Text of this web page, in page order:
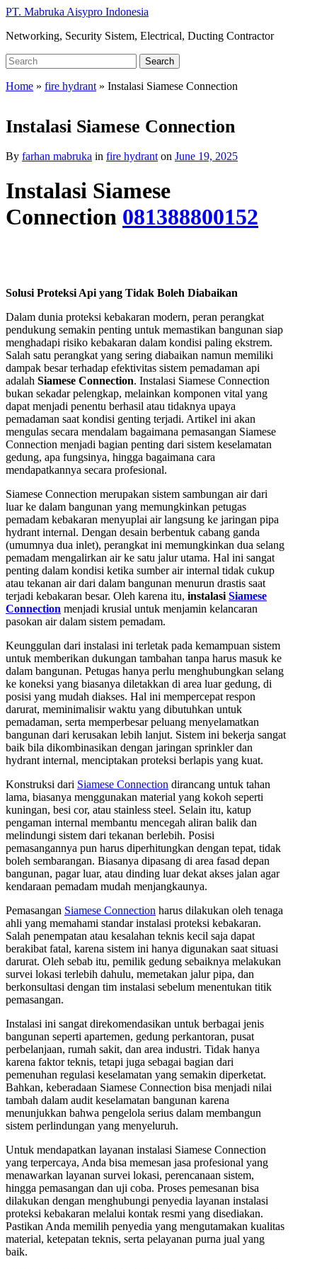
Skip
main
PT. Mabruka Aisypro Indonesia
Networking, Security Sistem, Electrical, Ducting Contractor
Search
for:
Search
Home » fire hydrant » Instalasi Siamese Connection
Instalasi Siamese Connection
By farhan mabruka in fire hydrant on June 19, 2025
Instalasi Siamese
Connection 081388800152
Solusi Proteksi Api yang Tidak Boleh Diabaikan
Dalam dunia proteksi kebakaran modern, peran perangkat
pendukung semakin penting untuk memastikan bangunan siap
menghadapi risiko kebakaran dalam kondisi paling ekstrem.
Salah satu perangkat yang sering diabaikan namun memiliki
dampak besar terhadap efektivitas sistem pemadaman api
adalah Siamese Connection. Instalasi Siamese Connection
bukan sekadar pelengkap, melainkan komponen vital yang
dapat menjadi penentu berhasil atau tidaknya upaya
pemadaman saat kondisi genting terjadi. Artikel ini akan
mengulas secara mendalam bagaimana pemasangan Siamese
Connection menjadi bagian penting dari sistem keselamatan
gedung, apa fungsinya, hingga bagaimana cara
mendapatkannya secara profesional.
Siamese Connection merupakan sistem sambungan air dari
luar ke dalam bangunan yang memungkinkan petugas
pemadam kebakaran menyuplai air langsung ke jaringan pipa
hydrant internal. Dengan desain berbentuk cabang ganda
(umumnya dua inlet), perangkat ini memungkinkan dua selang
pemadam mengalirkan air ke satu jalur utama. Hal ini sangat
penting dalam kondisi ketika sumber air internal tidak cukup
atau tekanan air dari dalam bangunan menurun drastis saat
terjadi kebakaran besar. Oleh karena itu, instalasi Siamese
Connection menjadi krusial untuk menjamin kelancaran
pasokan air dalam sistem pemadam.
Keunggulan dari instalasi ini terletak pada kemampuan sistem
untuk memberikan dukungan tambahan tanpa harus masuk ke
dalam bangunan. Petugas hanya perlu menghubungkan selang
ke koneksi yang biasanya diletakkan di area luar gedung, di
posisi yang mudah diakses. Hal ini mempercepat respon
darurat, meminimalisir waktu yang dibutuhkan untuk
pemadaman, serta memperbesar peluang menyelamatkan
bangunan dari kerusakan lebih lanjut. Sistem ini bekerja sangat
baik bila dikombinasikan dengan jaringan sprinkler dan
hydrant internal, menciptakan proteksi berlapis yang kuat.
Konstruksi dari Siamese Connection dirancang untuk tahan
lama, biasanya menggunakan material yang kokoh seperti
kuningan, besi cor, atau stainless steel. Selain itu, katup
pengaman internal membantu mencegah aliran balik dan
melindungi sistem dari tekanan berlebih. Posisi
pemasangannya pun harus diperhitungkan dengan tepat, tidak
boleh sembarangan. Biasanya dipasang di area fasad depan
bangunan, pagar luar, atau dinding luar dekat akses jalan agar
kendaraan pemadam mudah menjangkaunya.
Pemasangan Siamese Connection harus dilakukan oleh tenaga
ahli yang memahami standar instalasi proteksi kebakaran.
Salah penempatan atau kesalahan teknis kecil saja dapat
berakibat fatal, karena sistem ini hanya digunakan saat situasi
darurat. Oleh sebab itu, pemilik gedung sebaiknya melakukan
survei lokasi terlebih dahulu, memetakan jalur pipa, dan
berkonsultasi dengan tim instalasi sebelum menentukan titik
pemasangan.
Instalasi ini sangat direkomendasikan untuk berbagai jenis
bangunan seperti apartemen, gedung perkantoran, pusat
perbelanjaan, rumah sakit, dan area industri. Tidak hanya
karena faktor teknis, tetapi juga sebagai bagian dari
pemenuhan regulasi keselamatan yang semakin diperketat.
Bahkan, keberadaan Siamese Connection bisa menjadi nilai
tambah dalam audit keselamatan bangunan karena
menunjukkan bahwa pengelola serius dalam membangun
sistem perlindungan yang menyeluruh.
Untuk mendapatkan layanan instalasi Siamese Connection
yang terpercaya, Anda bisa memesan jasa profesional yang
menawarkan layanan survei lokasi, perencanaan sistem,
hingga pemasangan dan uji coba. Proses pemesanan bisa
dilakukan dengan menghubungi penyedia layanan instalasi
proteksi kebakaran melalui kontak resmi yang disediakan.
Pastikan Anda memilih penyedia yang mengutamakan kualitas
material, ketepatan teknis, serta pelayanan purna jual yang
baik.